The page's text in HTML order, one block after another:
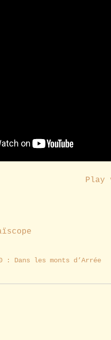
Play
: Dans les monts d’Arrée